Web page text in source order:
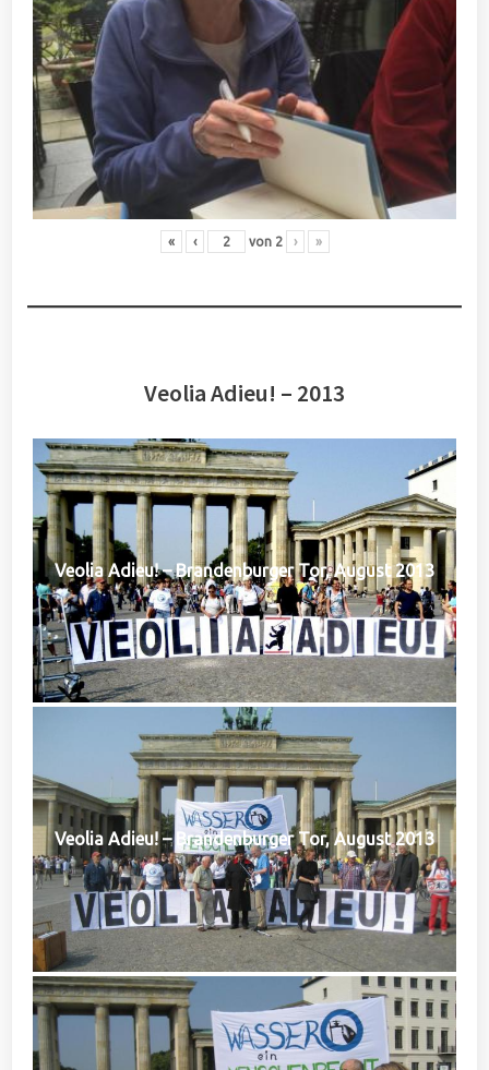
« ‹ von 2 › »
Veolia Adieu! – 2013
Veolia Adieu! – Brandenburger Tor, August 2013
Veolia Adieu! – Brandenburger Tor, August 2013